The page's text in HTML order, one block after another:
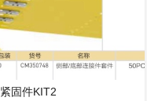
固件KIT2